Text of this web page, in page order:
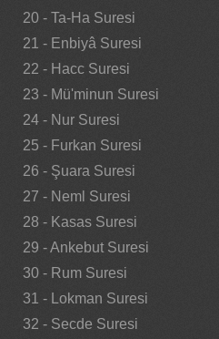
20 - Ta-Ha Suresi
21 - Enbiyâ Suresi
22 - Hacc Suresi
23 - Mü'minun Suresi
24 - Nur Suresi
25 - Furkan Suresi
26 - Şuara Suresi
27 - Neml Suresi
28 - Kasas Suresi
29 - Ankebut Suresi
30 - Rum Suresi
31 - Lokman Suresi
32 - Secde Suresi